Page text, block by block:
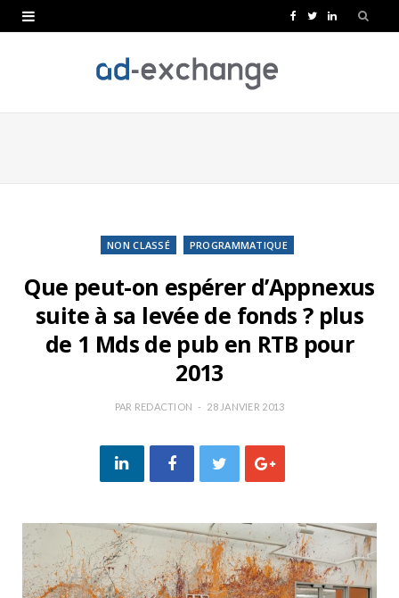
e
T
t
L
k
NON CLASSÉ PROGRAMMATIQUE
Que peut-on espérer d’Appnexus
suite à sa levée de fonds ? plus
de 1 Mds de pub en RTB pour
2013
PAR REDACTION 28 JANVIER 2013